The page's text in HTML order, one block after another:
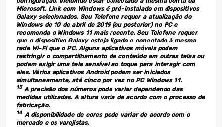
Microsoft. Link com Windows é pré-instalado em dispositivos
Galaxy selecionados. Seu Telefone requer a atualização do
Windows de 10 de abril de 2019 (ou posterior) no PC e
recomenda o Windows 11 mais recente. Seu Telefone requer
que o dispositivo Galaxy esteja ligado e conectado à mesma
rede Wi-Fi que o PC. Alguns aplicativos móveis podem
restringir o compartilhamento de conteúdo em outras telas ou
podem exigir uma tela sensível ao toque para interagir com
eles. Vários aplicativos Android podem ser iniciados
simultaneamente, até cinco por vez no PC Windows 11.
13 A precisão dos números pode variar dependendo das
medidas utilizadas. A altura varia de acordo com o processo de
fabricação.
14A disponibilidade de cores pode variar de acordo com o
mercado e os varejistas.